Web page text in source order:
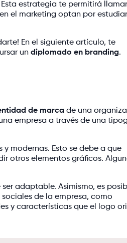
estrategia te permitirá
el marketing optan por
En el siguiente artículo, te
un diplomado en branding.
de marca de una
empresa a través de una
modernas. Esto se debe a que
otros elementos gráficos.
adaptable. Asimismo, es
de la empresa, como
y características que el logo